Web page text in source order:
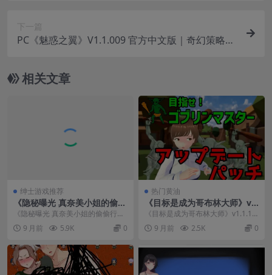
下一篇
PC《魅惑之翼》V1.1.009 官方中文版｜奇幻策略R
相关文章
绅士游戏推荐
《隐秘曝光 真奈美小姐的偷偷
行动》V1.1.1官方中文版发布
《隐秘曝光 真奈美小姐的偷偷行
动》V1.1.1官方中文版现已正式上
线！这款备受期...
9 月前 5.9K 0
热门黄油
《目标是成为哥布林大师》v1.
1.1 PC版评测：3D官中动态R
《目标是成为哥布林大师》v1.1.1 P
C版是一款不容错过的3D官中动态
角色扮演...
9 月前 2.5K 0